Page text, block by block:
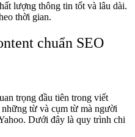
lượng thông tin tốt và lâu dài.
thời gian.
chuẩn SEO
trọng đầu tiên trong viết
từ và cụm từ mà người
Dưới đây là quy trình chi